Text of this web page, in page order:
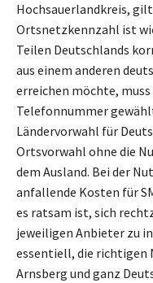
Hochsauerlandkreis, gilt
Ortsnetzkennzahl ist
Teilen Deutschlands
aus einem anderen
erreichen möchte, muss
Telefonnummer
Ländervorwahl für
Ortsvorwahl ohne die
dem Ausland. Bei der
anfallende Kosten für
es ratsam ist, sich
jeweiligen Anbieter zu
essentiell, die richtigen
Arnsberg und ganz